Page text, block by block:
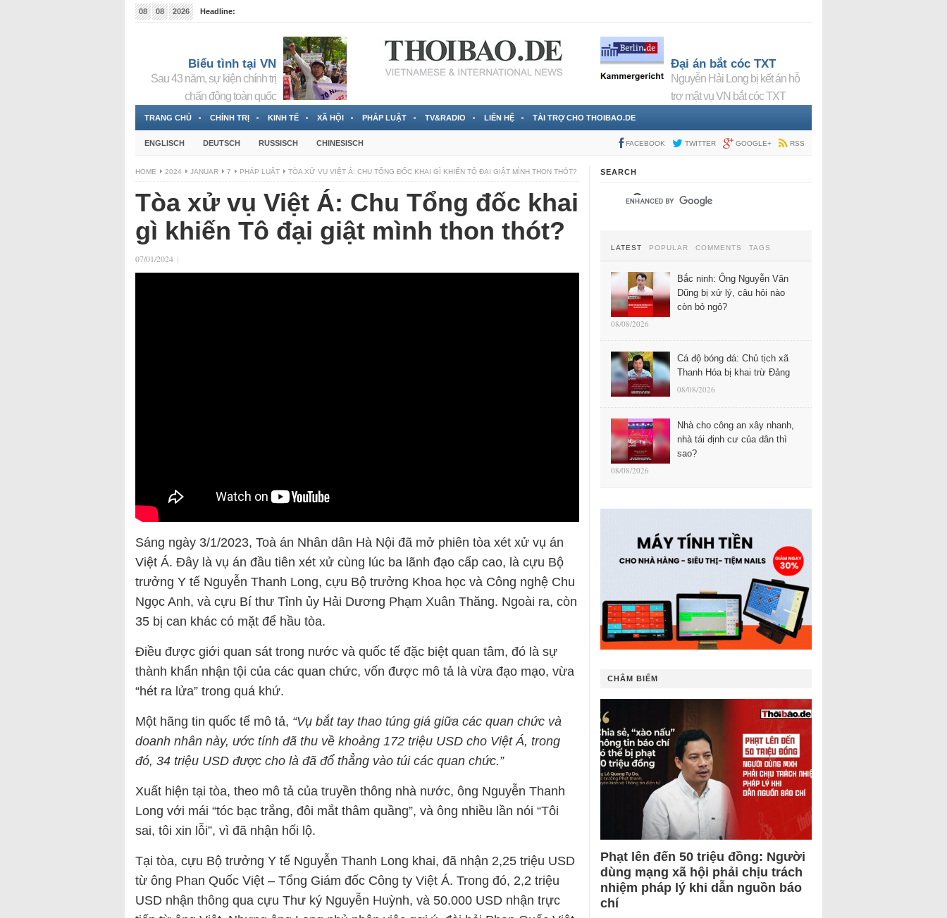
08 08 2026
Headline:
Biểu tình tại VN
Sau 43 năm, sự kiện chính trị
chấn động toàn quốc
Đại án bắt cóc TXT
Nguyễn Hải Long bị kết án hỗ
trợ mật vụ VN bắt cóc TXT
TRANG CHỦ CHÍNH TRỊ KINH TẾ XÃ HỘI PHÁP LUẬT TV&RADIO LIÊN HỆ TÀI TRỢ CHO THOIBAO.DE
ENGLISCH DEUTSCH RUSSISCH CHINESISCH FACEBOOK TWITTER GOOGLE+ RSS
HOME 2024 JANUAR 7 PHÁP LUẬT TÒA XỬ VỤ VIỆT Á: CHU TỔNG ĐỐC KHAI GÌ KHIẾN TÔ ĐẠI GIẬT MÌNH THON THÓT?
Tòa xử vụ Việt Á: Chu Tổng đốc khai
gì khiến Tô đại giật mình thon thót?
07/01/2024 |
Sáng ngày 3/1/2023, Toà án Nhân dân Hà Nội đã mở phiên tòa xét xử vụ án
Việt Á. Đây là vụ án đầu tiên xét xử cùng lúc ba lãnh đạo cấp cao, là cựu Bộ
trưởng Y tế Nguyễn Thanh Long, cựu Bộ trưởng Khoa học và Công nghệ Chu
Ngọc Anh, và cựu Bí thư Tỉnh ủy Hải Dương Phạm Xuân Thăng. Ngoài ra, còn
35 bị can khác có mặt để hầu tòa.
Điều được giới quan sát trong nước và quốc tế đặc biệt quan tâm, đó là sự
thành khẩn nhận tội của các quan chức, vốn được mô tả là vừa đạo mạo, vừa
“hét ra lửa” trong quá khứ.
Một hãng tin quốc tế mô tả, “Vụ bắt tay thao túng giá giữa các quan chức và
doanh nhân này, ước tính đã thu về khoảng 172 triệu USD cho Việt Á, trong
đó, 34 triệu USD được cho là đã đổ thẳng vào túi các quan chức.”
Xuất hiện tại tòa, theo mô tả của truyền thông nhà nước, ông Nguyễn Thanh
Long với mái “tóc bạc trắng, đôi mắt thâm quầng”, và ông nhiều lần nói “Tôi
sai, tôi xin lỗi”, vì đã nhận hối lộ.
Tại tòa, cựu Bộ trưởng Y tế Nguyễn Thanh Long khai, đã nhận 2,25 triệu USD
từ ông Phan Quốc Việt – Tổng Giám đốc Công ty Việt Á. Trong đó, 2,2 triệu
USD nhận thông qua cựu Thư ký Nguyễn Huỳnh, và 50.000 USD nhận trực
SEARCH
LATEST POPULAR COMMENTS TAGS
Bắc ninh: Ông Nguyễn Văn
Dũng bị xử lý, câu hỏi nào
còn bỏ ngỏ?
08/08/2026
Cá độ bóng đá: Chủ tịch xã
Thanh Hóa bị khai trừ Đảng
08/08/2026
Nhà cho công an xây nhanh,
nhà tái định cư của dân thì
sao?
08/08/2026
CHÂM BIẾM
Phạt lên đến 50 triệu đồng: Người
dùng mạng xã hội phải chịu trách
nhiệm pháp lý khi dẫn nguồn báo
chí